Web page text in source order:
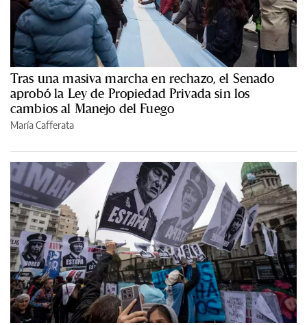
Tras una masiva marcha en rechazo, el Senado
aprobó la Ley de Propiedad Privada sin los
cambios al Manejo del Fuego
María Cafferata